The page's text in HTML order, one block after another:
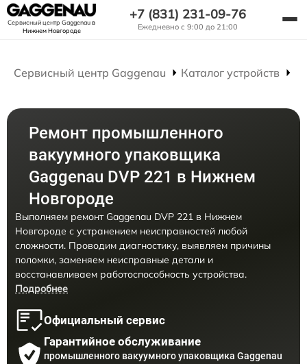
Сервисный центр Gaggenauв
Нижнем Новгороде
+7 (831) 231-09-76
Ежедневно с 9:00 до 21:00
Сервисный центр Gaggenau Каталог устройств
Ремонт промышленного
вакуумного упаковщика
Gaggenau DVP 221 в Нижнем
Новгороде
Выполняем ремонт Gaggenau DVP 221 в Нижнем
Новгороде с устранением неисправностей любой
сложности. Проводим диагностику, выявляем причины
поломки, заменяем неисправные детали и
восстанавливаем работоспособность устройства.
Подробнее
Официальный сервис
Гарантийное обслуживание
промышленного вакуумного упаковщика Gaggenau